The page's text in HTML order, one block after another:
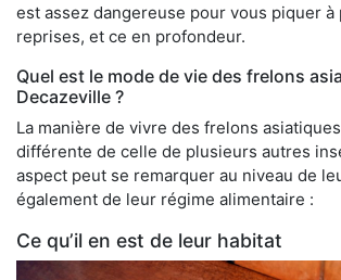
est assez dangereuse pour vous piquer à
reprises, et ce en profondeur.
Quel est le mode de vie des frelons
Decazeville ?
La manière de vivre des frelons
différente de celle de plusieurs autres
aspect peut se remarquer au niveau de
également de leur régime alimentaire :
Ce qu’il en est de leur habitat